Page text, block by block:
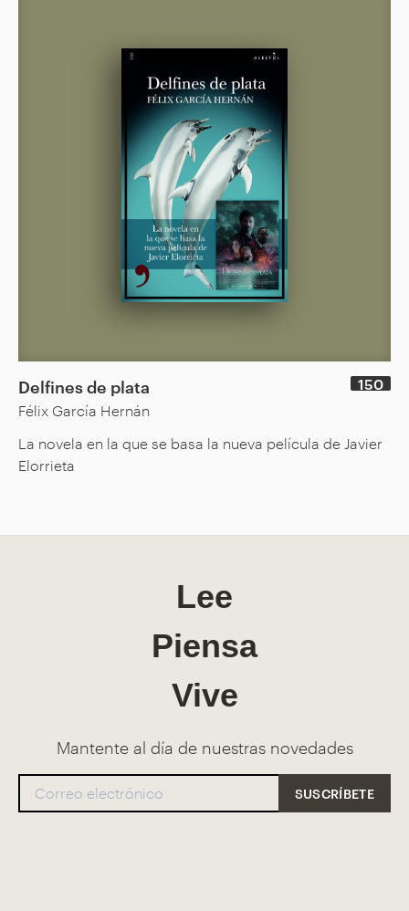
Delfines de plata
Félix García Hernán
150
La novela en la que se basa la nueva película de Javier
Elorrieta
Lee
Piensa
Vive
Mantente al día de nuestras novedades